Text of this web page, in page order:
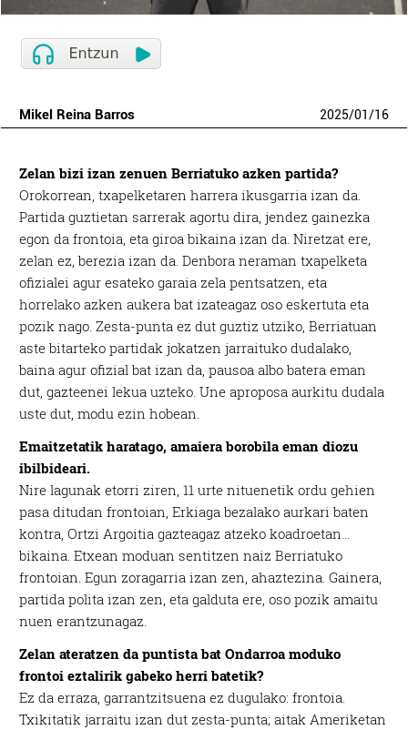
Mikel Reina Barros 2025/01/16
Zelan bizi izan zenuen Berriatuko azken partida?
Orokorrean, txapelketaren harrera ikusgarria izan da.
Partida guztietan sarrerak agortu dira, jendez gainezka
egon da frontoia, eta giroa bikaina izan da. Niretzat ere,
zelan ez, berezia izan da. Denbora neraman txapelketa
ofizialei agur esateko garaia zela pentsatzen, eta
horrelako azken aukera bat izateagaz oso eskertuta eta
pozik nago. Zesta-punta ez dut guztiz utziko, Berriatuan
aste bitarteko partidak jokatzen jarraituko dudalako,
baina agur ofizial bat izan da, pausoa albo batera eman
dut, gazteenei lekua uzteko. Une aproposa aurkitu dudala
uste dut, modu ezin hobean.
Emaitzetatik haratago, amaiera borobila eman diozu
ibilbideari.
Nire lagunak etorri ziren, 11 urte nituenetik ordu gehien
pasa ditudan frontoian, Erkiaga bezalako aurkari baten
kontra, Ortzi Argoitia gazteagaz atzeko koadroetan…
bikaina. Etxean moduan sentitzen naiz Berriatuko
frontoian. Egun zoragarria izan zen, ahaztezina. Gainera,
partida polita izan zen, eta galduta ere, oso pozik amaitu
nuen erantzunagaz.
Zelan ateratzen da puntista bat Ondarroa moduko
frontoi eztalirik gabeko herri batetik?
Ez da erraza, garrantzitsuena ez dugulako: frontoia.
Txikitatik jarraitu izan dut zesta-punta; aitak Ameriketan